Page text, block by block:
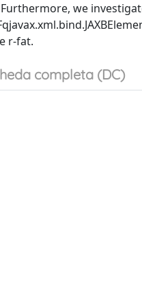
we
r-fat.
completa (DC)